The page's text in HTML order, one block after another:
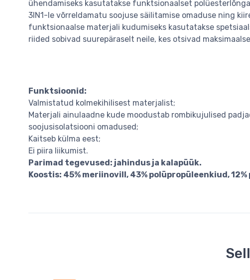
ühendamiseks kasutatakse funktsionaalset
3IN1-le võrreldamatu soojuse säilitamise omaduse ning
funktsionaalse materjali kudumiseks kasutatakse
riided sobivad suurepäraselt neile, kes otsivad
Funktsioonid:
Valmistatud kolmekihilisest materjalist;
Materjali ainulaadne kude moodustab rombikujulised
soojusisolatsiooni omadused;
Kaitseb külma eest;
Ei piira liikumist.
Parimad tegevused: jahindus ja kalapüük.
Koostis: 45% meriinovill, 43% polüpropüleenkiud,